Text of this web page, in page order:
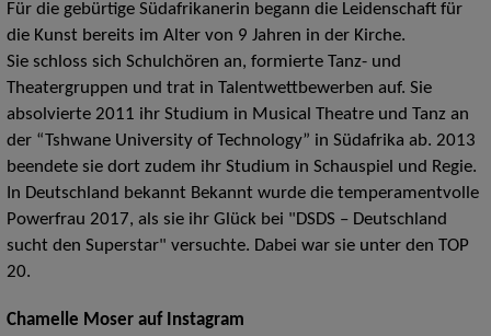
Für die gebürtige Südafrikanerin begann die Leidenschaft für
die Kunst bereits im Alter von 9 Jahren in der Kirche.
Sie schloss sich Schulchören an, formierte Tanz- und
Theatergruppen und trat in Talentwettbewerben auf. Sie
absolvierte 2011 ihr Studium in Musical Theatre und Tanz an
der “Tshwane University of Technology” in Südafrika ab. 2013
beendete sie dort zudem ihr Studium in Schauspiel und Regie.
In Deutschland bekannt Bekannt wurde die temperamentvolle
Powerfrau 2017, als sie ihr Glück bei "DSDS – Deutschland
sucht den Superstar" versuchte. Dabei war sie unter den TOP
20.
Chamelle Moser auf Instagram